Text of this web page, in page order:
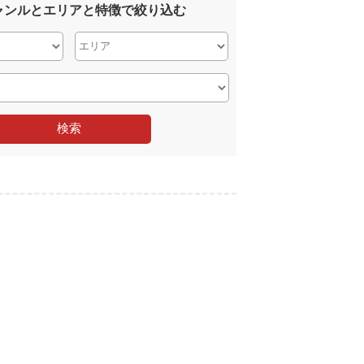
ンルとエリアと特徴で絞り込む
検索